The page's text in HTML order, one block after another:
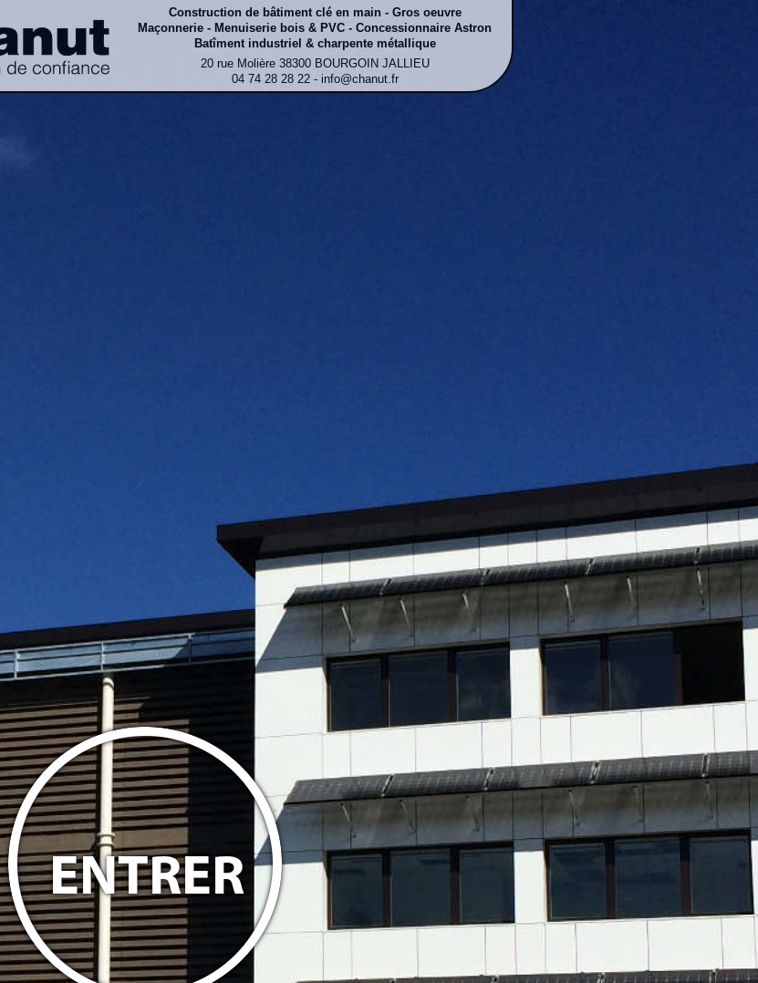
Construction de bâtiment clé en main - Gros oeuvre
Maçonnerie - Menuiserie bois & PVC - Concessionnaire Astron
Batîment industriel & charpente métallique
20 rue Molière 38300 BOURGOIN JALLIEU
04 74 28 28 22 - info@chanut.fr